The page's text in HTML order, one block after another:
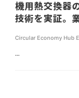
機用熱交換器
技術を実証。
Circular Economy Hub
...